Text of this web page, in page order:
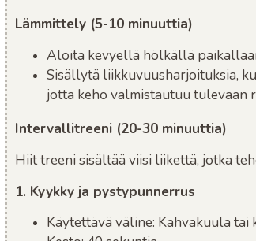
Lämmittely (5-10 minuuttia)
Aloita kevyellä hölkällä
Sisällytä liikkuvuusharjoituksia,
jotta keho valmistautuu tulevaan
Intervallitreeni (20-30 minuuttia)
Hiit treeni sisältää viisi liikettä, jotka
1. Kyykky ja pystypunnerrus
Käytettävä väline: Kahvakuula tai